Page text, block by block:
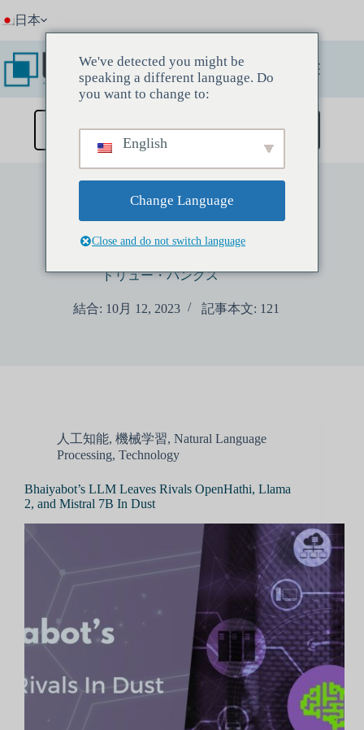
ン
ン
日本
ディスカバリーミーティングを予約する
ドリュー・バンクス
結合: 10月 12, 2023 記事本文: 121
人工知能, 機械学習, Natural Language
Processing, Technology
Bhaiyabot’s LLM Leaves Rivals OpenHathi, Llama
2, and Mistral 7B In Dust
We've detected you might be
speaking a different language. Do
you want to change to:
English
Change Language
Close and do not switch language